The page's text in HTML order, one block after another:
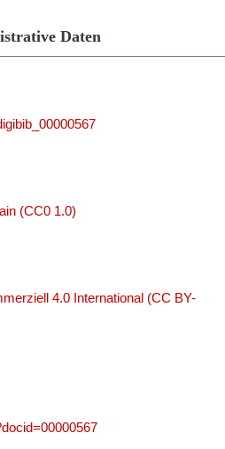
Daten
(CC0 1.0)
4.0 International (CC BY-